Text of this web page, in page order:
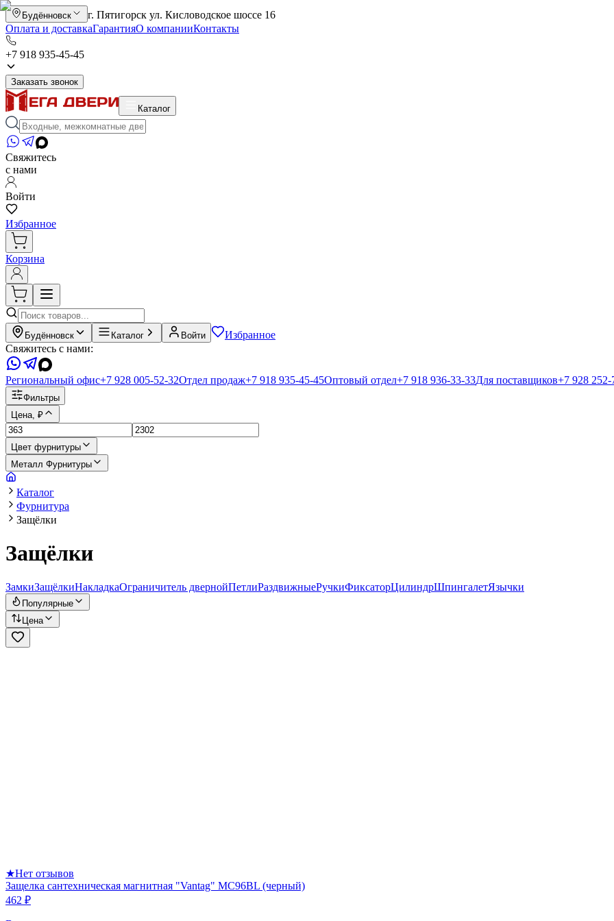
Будённовск
г. Пятигорск ул. Кисловодское шоссе 16
Оплата и доставкаГарантияО компанииКонтакты
+7 918 935-45-45
Заказать звонок
Каталог
Свяжитесь
с нами
Войти
Избранное
Корзина
Будённовск Каталог Войти
Избранное
Свяжитесь с нами:
Региональный офис+7 928 005-52-32Отдел продаж+7 918 935-45-45Оптовый отдел+7 918 936-33-33Для поставщиков+7 928 252-
Фильтры
Цена, ₽
Цвет фурнитуры
Металл Фурнитуры
Каталог
Фурнитура
Защёлки
Защёлки
ЗамкиЗащёлкиНакладкаОграничитель двернойПетлиРаздвижныеРучкиФиксаторЦилиндрШпингалетЯзычки
Популярные
Цена
★Нет отзывов
Защелка сантехническая магнитная "Vantag" MC96BL (черный)
462 ₽